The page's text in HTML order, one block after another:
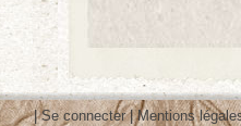
|Se connecter|Mentions